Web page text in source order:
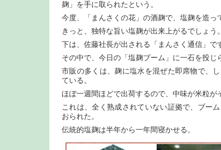
麹」を手に取られたという。
今度、「まんさくの花」の酒麹で、塩麹を造っ
きっと、独特な旨い塩麹が出来上がるでしょう
下は、佐藤社長が出される「まんさく通信」で
その中で、今日の「塩麹ブーム」に一石を投じ
市販の多くは、麹に塩水を混ぜた即席物で、
ている。
ほぼ一週間ほどで出荷するので、中味が米粒が
これは、全く熟成されていない証拠で、ブー
おられた。
伝統的塩麹は半年から一年間寝かせる。